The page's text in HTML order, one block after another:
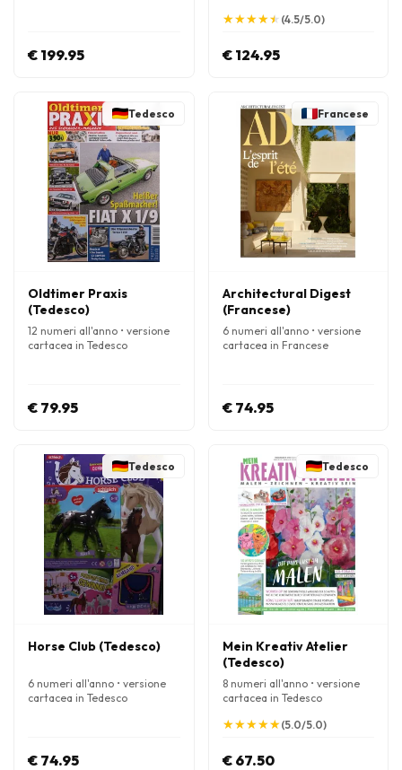
€ 199.95
★
★★
★★
★★
★★
★ (4.5/5.0)
€ 124.95
Tedesco
Oldtimer Praxis
(Tedesco)
12 numeri all'anno • versione
cartacea in Tedesco
€ 79.95
Francese
Architectural Digest
(Francese)
6 numeri all'anno • versione
cartacea in Francese
€ 74.95
Tedesco
Horse Club (Tedesco)
6 numeri all'anno • versione
cartacea in Tedesco
€ 74.95
Tedesco
Mein Kreativ Atelier
(Tedesco)
8 numeri all'anno • versione
cartacea in Tedesco
★
★★
★★
★★
★★
★(5.0/5.0)
€ 67.50